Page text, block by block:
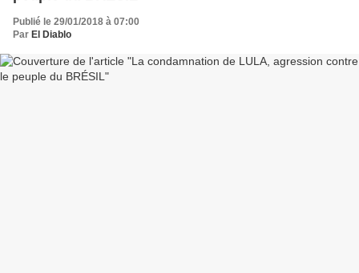
Publié le 29/01/2018 à 07:00
Par El Diablo